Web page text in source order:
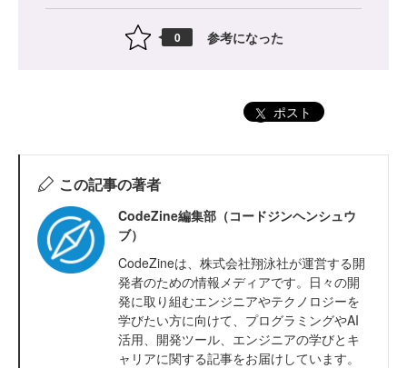
0 参考になった
ポスト
この記事の著者
CodeZine編集部（コードジンヘンシュウ
ブ）
CodeZineは、株式会社翔泳社が運営する開
発者のための情報メディアです。日々の開
発に取り組むエンジニアやテクノロジーを
学びたい方に向けて、プログラミングやAI
活用、開発ツール、エンジニアの学びとキ
ャリアに関する記事をお届けしています。